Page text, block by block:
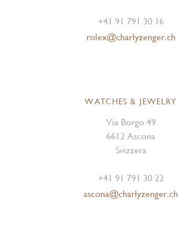
+41 91 791 30 16
rolex@charlyzenger.ch
WATCHES & JEWELRY
Via Borgo 49
6612 Ascona
Svizzera
+41 91 791 30 22
ascona@charlyzenger.ch